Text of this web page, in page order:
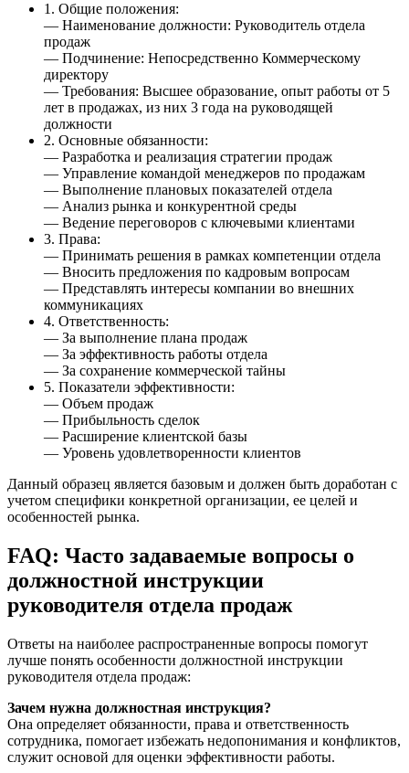
1. Общие положения:
— Наименование должности: Руководитель отдела
продаж
— Подчинение: Непосредственно Коммерческому
директору
— Требования: Высшее образование, опыт работы от 5
лет в продажах, из них 3 года на руководящей
должности
2. Основные обязанности:
— Разработка и реализация стратегии продаж
— Управление командой менеджеров по продажам
— Выполнение плановых показателей отдела
— Анализ рынка и конкурентной среды
— Ведение переговоров с ключевыми клиентами
3. Права:
— Принимать решения в рамках компетенции отдела
— Вносить предложения по кадровым вопросам
— Представлять интересы компании во внешних
коммуникациях
4. Ответственность:
— За выполнение плана продаж
— За эффективность работы отдела
— За сохранение коммерческой тайны
5. Показатели эффективности:
— Объем продаж
— Прибыльность сделок
— Расширение клиентской базы
— Уровень удовлетворенности клиентов
Данный образец является базовым и должен быть доработан с
учетом специфики конкретной организации, ее целей и
особенностей рынка.
FAQ: Часто задаваемые вопросы о
должностной инструкции
руководителя отдела продаж
Ответы на наиболее распространенные вопросы помогут
лучше понять особенности должностной инструкции
руководителя отдела продаж:
Зачем нужна должностная инструкция?
Она определяет обязанности, права и ответственность
сотрудника, помогает избежать недопонимания и конфликтов,
служит основой для оценки эффективности работы.